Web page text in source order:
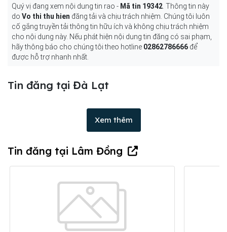
Quý vị đang xem nội dung tin rao - Mã tin 19342 . Thông tin này
do Vo thi thu hien đăng tải và chịu trách nhiệm. Chúng tôi luôn
cố gắng truyền tải thông tin hữu ích và không chịu trách nhiệm
cho nội dung này. Nếu phát hiện nội dung tin đăng có sai phạm,
hãy thông báo cho chúng tôi theo hotline 02862786666 để
được hỗ trợ nhanh nhất.
Tin đăng tại Đà Lạt
Xem thêm
Tin đăng tại Lâm Đồng